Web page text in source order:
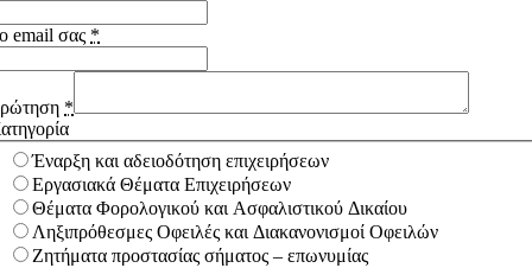
email σας *
*
Έναρξη και αδειοδότηση επιχειρήσεων
Εργασιακά Θέματα Επιχειρήσεων
Θέματα Φορολογικού και Ασφαλιστικού Δικαίου
Ληξιπρόθεσμες Οφειλές και Διακανονισμοί Οφειλών
Ζητήματα προστασίας σήματος – επωνυμίας